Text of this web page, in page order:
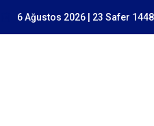
6 Ağustos 2026 | 23 Safer